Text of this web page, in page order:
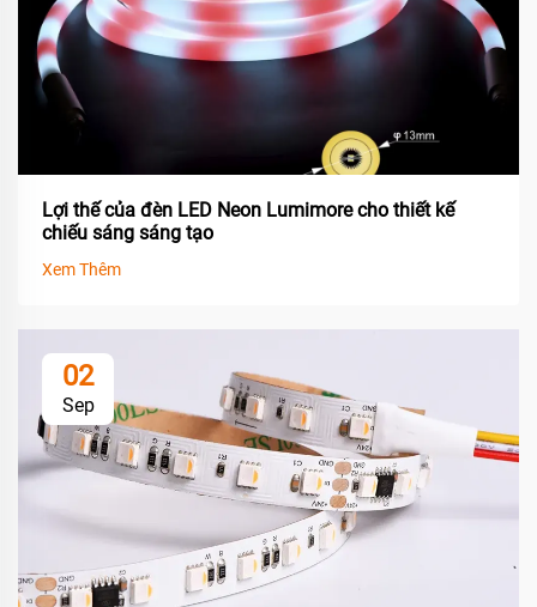
Lợi thế của đèn LED Neon Lumimore cho thiết kế
chiếu sáng sáng tạo
Xem Thêm
02
Sep